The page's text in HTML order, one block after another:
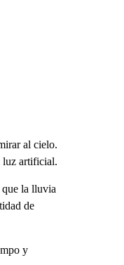
al cielo.
luz artificial.
que la lluvia
de
y